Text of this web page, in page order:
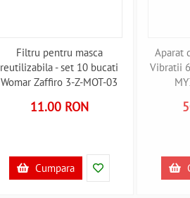
Filtru pentru masca
reutilizabila - set 10 bucati
Womar Zaffiro 3-Z-MOT-03
11.00 RON
Cumpara
Aparat
Vibratii